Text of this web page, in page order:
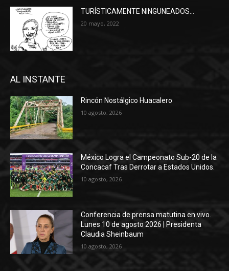
TURÍSTICAMENTE NINGUNEADOS…
20 mayo, 2022
AL INSTANTE
Rincón Nostálgico Huacalero
10 agosto, 2026
México Logra el Campeonato Sub-20 de la
Concacaf Tras Derrotar a Estados Unidos.
10 agosto, 2026
Conferencia de prensa matutina en vivo.
Lunes 10 de agosto 2026 | Presidenta
Claudia Sheinbaum
10 agosto, 2026